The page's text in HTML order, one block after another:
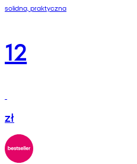
solidna, praktyczna
12
zł